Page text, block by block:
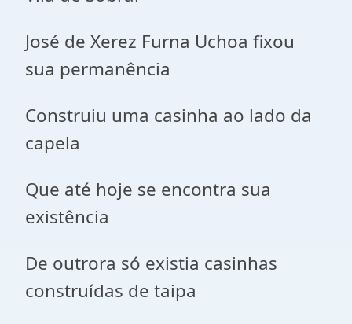
José de Xerez Furna Uchoa fixou
sua permanência
Construiu uma casinha ao lado da
capela
Que até hoje se encontra sua
existência
De outrora só existia casinhas
construídas de taipa